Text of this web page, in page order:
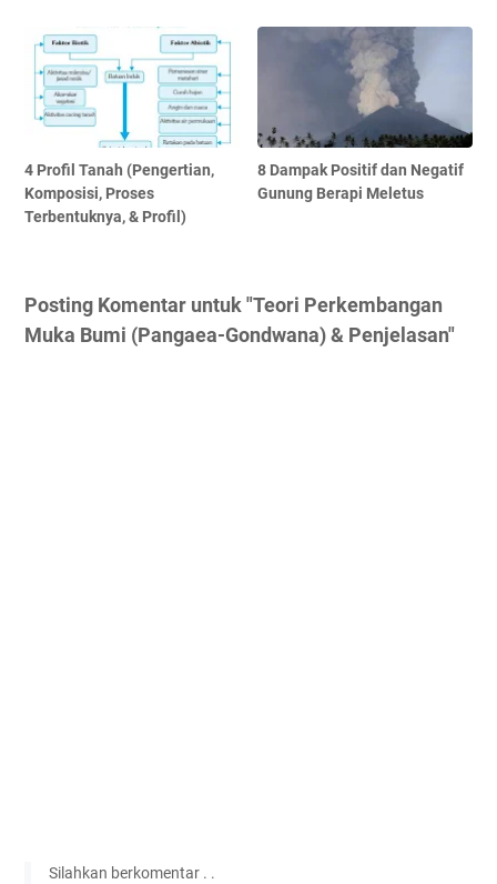
4 Profil Tanah (Pengertian,
Komposisi, Proses
Terbentuknya, & Profil)
8 Dampak Positif dan Negatif
Gunung Berapi Meletus
Posting Komentar untuk "Teori Perkembangan
Muka Bumi (Pangaea-Gondwana) & Penjelasan"
Silahkan berkomentar . .